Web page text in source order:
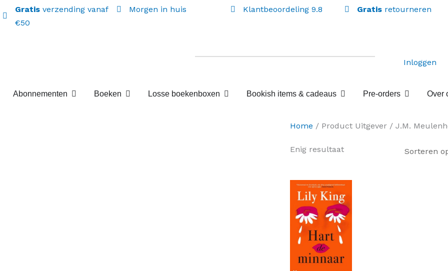
Gratis verzending vanaf
€50
Morgen in huis Klantbeoordeling 9.8 Gratis retourneren
Inloggen
Abonnementen Open Abonnementen
Boeken Open BoekenLosse boekenboxen Open Losse boekenboxen
Bookish items & cadeaus Open Bookish items &
Pre-orders Open Pre-
Over
Home / Product Uitgever / J.M.
Enig resultaat